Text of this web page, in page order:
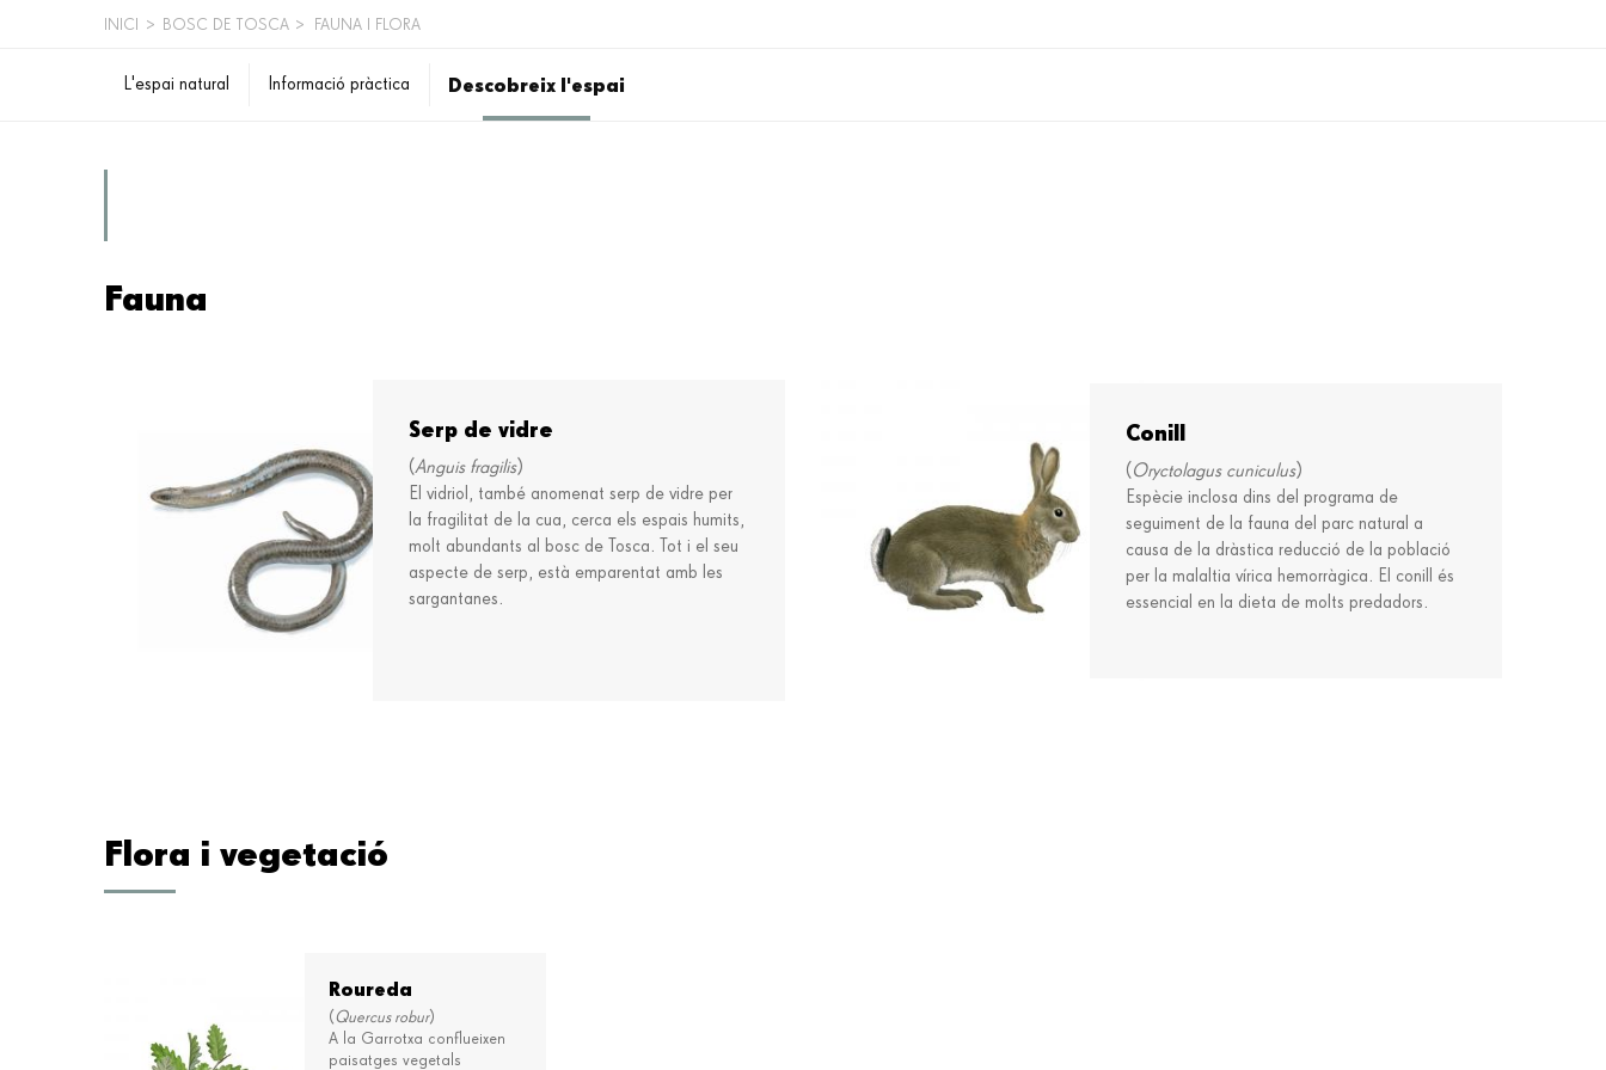
D'ARIADNA
INICI > BOSC DE TOSCA > FAUNA I FLORA
L'espai natural Informació pràctica Descobreix l'espai
Fauna
Serp de vidre
(Anguis fragilis)
El vidriol, també anomenat serp de vidre per
la fragilitat de la cua, cerca els espais humits,
molt abundants al bosc de Tosca. Tot i el seu
aspecte de serp, està emparentat amb les
sargantanes.
Conill
(Oryctolagus cuniculus)
Espècie inclosa dins del programa de
seguiment de la fauna del parc natural a
causa de la dràstica reducció de la població
per la malaltia vírica hemorràgica. El conill és
essencial en la dieta de molts predadors.
Flora i vegetació
Roureda
(Quercus robur)
A la Garrotxa conflueixen
paisatges vegetals